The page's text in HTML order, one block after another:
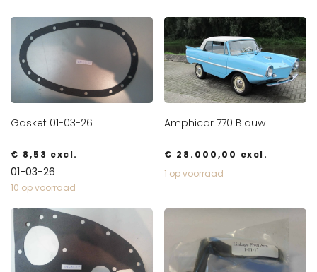
Gasket 01-03-26
€ 8,53 excl.
01-03-26
10 op voorraad
Amphicar 770 Blauw
€ 28.000,00 excl.
1 op voorraad